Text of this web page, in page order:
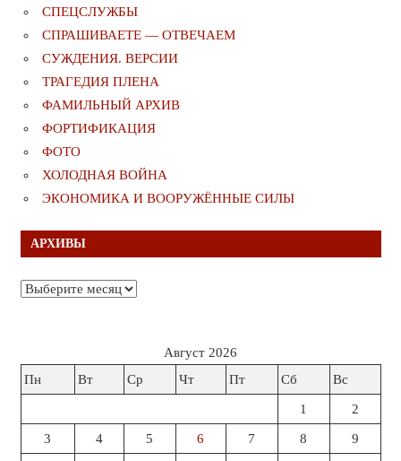
СПЕЦСЛУЖБЫ
СПРАШИВАЕТЕ — ОТВЕЧАЕМ
СУЖДЕНИЯ. ВЕРСИИ
ТРАГЕДИЯ ПЛЕНА
ФАМИЛЬНЫЙ АРХИВ
ФОРТИФИКАЦИЯ
ФОТО
ХОЛОДНАЯ ВОЙНА
ЭКОНОМИКА И ВООРУЖЁННЫЕ СИЛЫ
АРХИВЫ
Архивы
Август 2026
Пн
Вт Ср Чт Пт Сб Вс
1 2
3 4 5 6 7 8 9